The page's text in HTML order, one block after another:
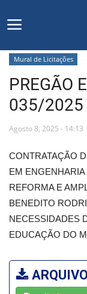
Início
Editais
Secretarias e
Mural de
Notícias
Vídeos
Mural de Licitações
PREGÃO
035/2025
Agosto 8, 2025 - 14:13
CONTRATAÇÃO
EM
REFORMA E
BENEDITO
NECESSIDADES
EDUCAÇÃO DO